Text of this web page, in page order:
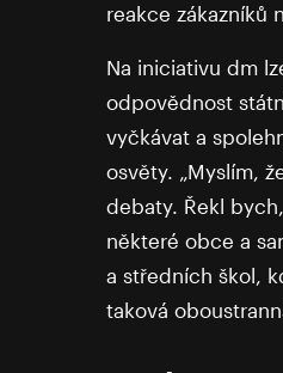
reakce zákazníků
Na iniciativu dm
odpovědnost
vyčkávat a
osvěty. „Myslím,
debaty. Řekl
některé obce a
a středních škol,
taková